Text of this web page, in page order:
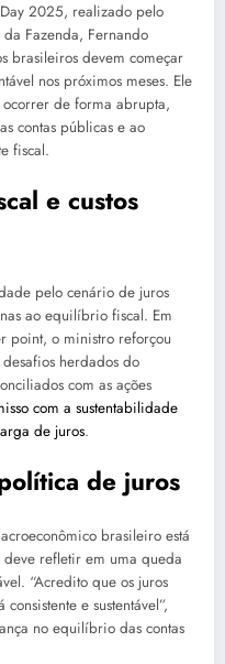
2025, realizado pelo
da Fazenda, Fernando
brasileiros devem começar
nos próximos meses. Ele
ocorrer de forma abrupta,
contas públicas e ao
fiscal.
e custos
pelo cenário de juros
ao equilíbrio fiscal. Em
point, o ministro reforçou
herdados do
com as ações
com a sustentabilidade
de juros.
de juros
brasileiro está
refletir em uma queda
“Acredito que os juros
e sustentável”,
no equilíbrio das contas